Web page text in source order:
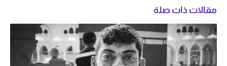
مقالات ذات صلة